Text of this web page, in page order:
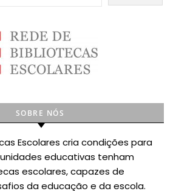
SOBRE NÓS
Escolares cria condições para
educativas tenham
escolares, capazes de
da educação e da escola.